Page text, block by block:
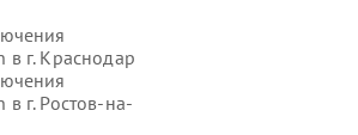
в г. Краснодар
в г. Ростов-на-